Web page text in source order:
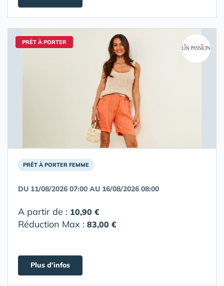
PRÊT À PORTER
PRÊT À PORTER FEMME
DU 11/08/2026 07:00 AU 16/08/2026 08:00
A partir de : 10,90 €
Réduction Max : 83,00 €
Plus d'infos